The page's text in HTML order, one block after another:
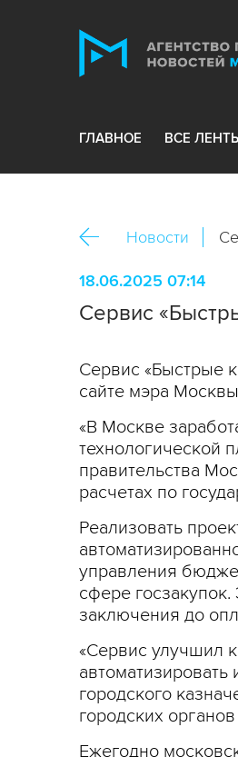
ГЛАВНОЕ ВСЕ
Новости
18.06.2025 07:14
Сервис
Сервис «Быстрые
сайте мэра
«В Москве
технологической
правительства
расчетах по
Реализовать
управления
сфере
заключения до
«Сервис улучшил
городского
городских
Ежегодно